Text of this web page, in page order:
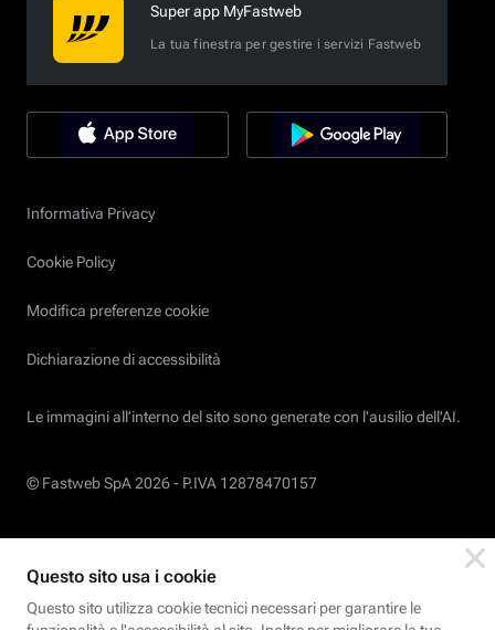
Super app MyFastweb
La tua finestra per gestire i servizi Fastweb
Informativa Privacy
Cookie Policy
Modifica preferenze cookie
Dichiarazione di accessibilità
Le immagini all’interno del sito sono generate con l'ausilio dell'AI.
© Fastweb SpA 2026 - P.IVA 12878470157